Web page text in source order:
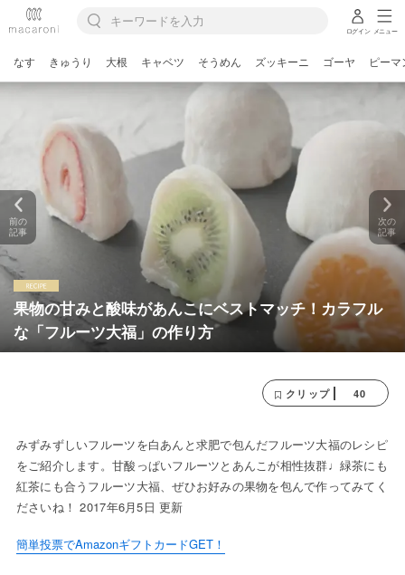
ログイン メニュー
なす きゅうり 大根 キャベツ そうめん ズッキーニ ゴーヤ ピーマ
果物の甘みと酸味があんこにベストマッチ！カラフル
な「フルーツ大福」の作り方
前の
記事
次の
記事
クリップ 40
みずみずしいフルーツを白あんと求肥で包んだフルーツ大福のレシピ
をご紹介します。甘酸っぱいフルーツとあんこが相性抜群♩緑茶にも
紅茶にも合うフルーツ大福、ぜひお好みの果物を包んで作ってみてく
ださいね！ 2017年6月5日 更新
簡単投票でAmazonギフトカードGET！